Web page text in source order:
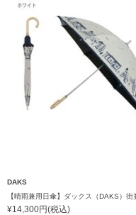
DAKS
¥14,300円(税込)